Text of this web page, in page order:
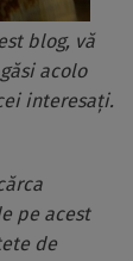
blog, vă
acolo
interesați.
pe acest
de